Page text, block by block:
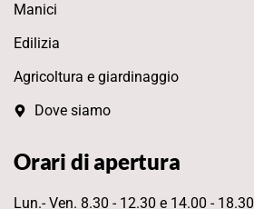
Manici
Edilizia
Agricoltura e giardinaggio
Dove siamo
Orari di apertura
Lun.- Ven. 8.30 - 12.30 e 14.00 - 18.30